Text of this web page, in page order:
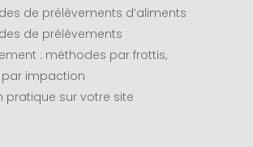
de prélèvements d’aliments
de prélèvements
: méthodes par frottis,
impaction
pratique sur votre site